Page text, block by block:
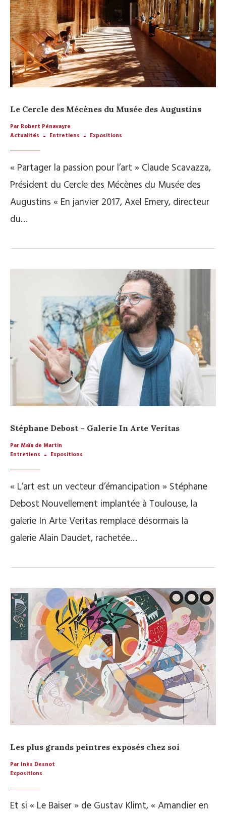
Le Cercle des Mécènes du Musée des Augustins
Par Robert Pénavayre
Actualités
Entretiens Expositions
« Partager la passion pour l’art » Claude Scavazza,
Président du Cercle des Mécènes du Musée des
Augustins « En janvier 2017, Axel Emery, directeur
du…
Stéphane Debost – Galerie In Arte Veritas
Par Maïa de Martin
Entretiens
Expositions
« L’art est un vecteur d’émancipation » Stéphane
Debost Nouvellement implantée à Toulouse, la
galerie In Arte Veritas remplace désormais la
galerie Alain Daudet, rachetée…
Les plus grands peintres exposés chez soi
Par Inès Desnot
Expositions
Et si « Le Baiser » de Gustav Klimt, « Amandier en